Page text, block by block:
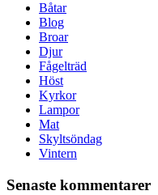
Båtar
Blog
Broar
Djur
Fågelträd
Höst
Kyrkor
Lampor
Mat
Skyltsöndag
Vintern
Senaste kommentarer